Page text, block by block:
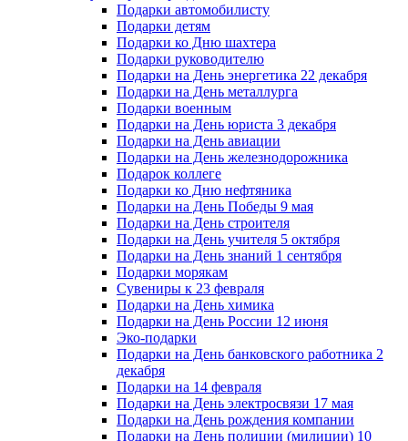
Подарки автомобилисту
Подарки детям
Подарки ко Дню шахтера
Подарки руководителю
Подарки на День энергетика 22 декабря
Подарки на День металлурга
Подарки военным
Подарки на День юриста 3 декабря
Подарки на День авиации
Подарки на День железнодорожника
Подарок коллеге
Подарки ко Дню нефтяника
Подарки на День Победы 9 мая
Подарки на День строителя
Подарки на День учителя 5 октября
Подарки на День знаний 1 сентября
Подарки морякам
Сувениры к 23 февраля
Подарки на День химика
Подарки на День России 12 июня
Эко-подарки
Подарки на День банковского работника 2
декабря
Подарки на 14 февраля
Подарки на День электросвязи 17 мая
Подарки на День рождения компании
Подарки на День полиции (милиции) 10